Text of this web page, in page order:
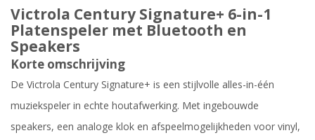
Victrola Century Signature+ 6-in-1
Platenspeler met Bluetooth en
Speakers
Korte omschrijving
De Victrola Century Signature+ is een stijlvolle alles-in-één
muziekspeler in echte houtafwerking. Met ingebouwde
speakers, een analoge klok en afspeelmogelijkheden voor vinyl,